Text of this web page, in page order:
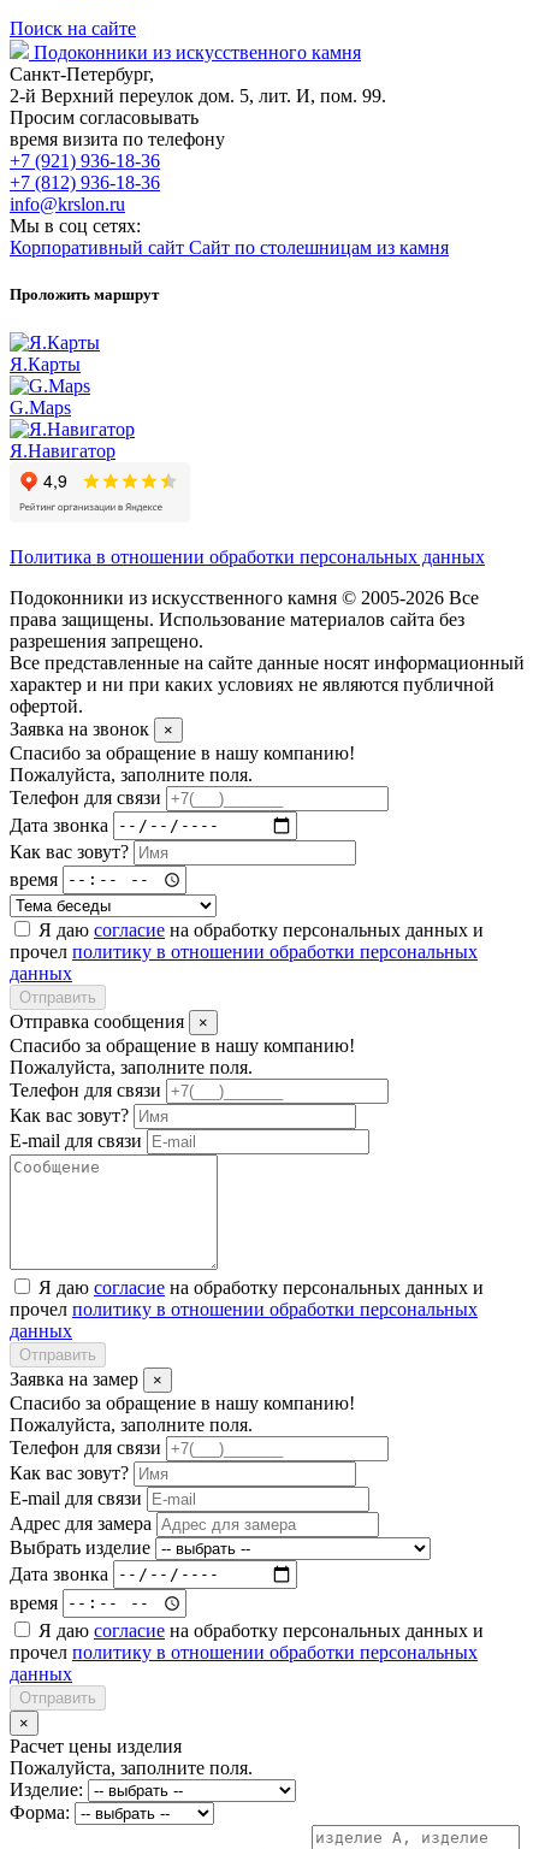
Поиск на сайте
Подоконники из искусственного камня
Санкт-Петербург,
2-й Верхний переулок дом. 5, лит. И, пом. 99.
Просим согласовывать
время визита по телефону
+7 (921) 936-18-36
+7 (812) 936-18-36
info@krslon.ru
Мы в соц сетях:
Корпоративный сайт Сайт по столешницам из камня
Проложить маршрут
Я.Карты
G.Maps
Я.Навигатор
Политика в отношении обработки персональных данных
Подоконники из искусственного камня © 2005-2026 Все
права защищены. Использование материалов сайта без
разрешения запрещено.
Все представленные на сайте данные носят информационный
характер и ни при каких условиях не являются публичной
офертой.
Заявка на звонок
×
Спасибо за обращение в нашу компанию!
Пожалуйста, заполните поля.
Телефон для связи
Дата звонка
Как вас зовут?
время
Я даю согласие на обработку персональных данных и
прочел политику в отношении обработки персональных
данных
Отправить
Отправка сообщения ×
Спасибо за обращение в нашу компанию!
Пожалуйста, заполните поля.
Телефон для связи
Как вас зовут?
E-mail для связи
Я даю согласие на обработку персональных данных и
прочел политику в отношении обработки персональных
данных
Отправить
Заявка на замер ×
Спасибо за обращение в нашу компанию!
Пожалуйста, заполните поля.
Телефон для связи
Как вас зовут?
E-mail для связи
Адрес для замера
Выбрать изделие
Дата звонка
время
Я даю согласие на обработку персональных данных и
прочел политику в отношении обработки персональных
данных
Отправить
×
Расчет цены изделия
Пожалуйста, заполните поля.
Изделие:
Форма: